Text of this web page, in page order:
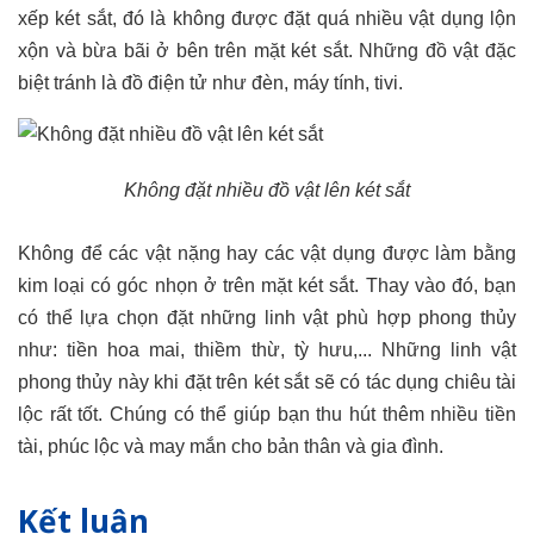
xếp két sắt, đó là không được đặt quá nhiều vật dụng lộn
xộn và bừa bãi ở bên trên mặt két sắt. Những đồ vật đặc
biệt tránh là đồ điện tử như đèn, máy tính, tivi.
Không đặt nhiều đồ vật lên két sắt
Không để các vật nặng hay các vật dụng được làm bằng
kim loại có góc nhọn ở trên mặt két sắt. Thay vào đó, bạn
có thể lựa chọn đặt những linh vật phù hợp phong thủy
như: tiền hoa mai, thiềm thừ, tỳ hưu,... Những linh vật
phong thủy này khi đặt trên két sắt sẽ có tác dụng chiêu tài
lộc rất tốt. Chúng có thể giúp bạn thu hút thêm nhiều tiền
tài, phúc lộc và may mắn cho bản thân và gia đình.
Kết luận